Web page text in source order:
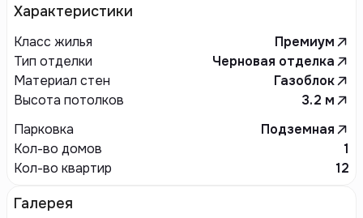
Характеристики
Класс жилья
Премиум
Тип отделки
Черновая отделка
Материал стен
Газоблок
Высота потолков
3.2 м
Парковка
Подземная
Кол-во домов
1
Кол-во квартир
12
Галерея